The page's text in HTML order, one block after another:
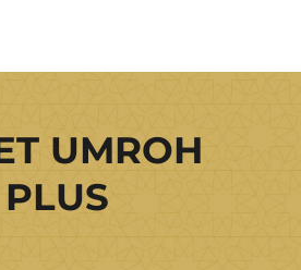
UMROH
PLUS